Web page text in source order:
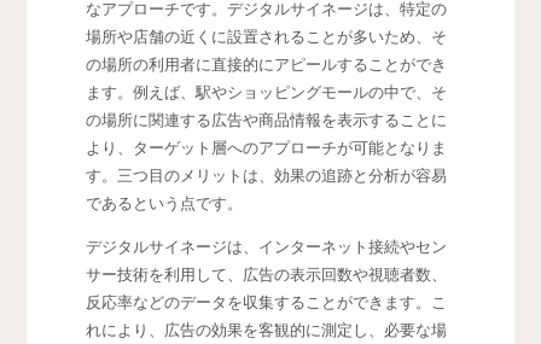
なアプローチです。デジタルサイネージは、特定の
場所や店舗の近くに設置されることが多いため、そ
の場所の利用者に直接的にアピールすることができ
ます。例えば、駅やショッピングモールの中で、そ
の場所に関連する広告や商品情報を表示することに
より、ターゲット層へのアプローチが可能となりま
す。三つ目のメリットは、効果の追跡と分析が容易
であるという点です。
デジタルサイネージは、インターネット接続やセン
サー技術を利用して、広告の表示回数や視聴者数、
反応率などのデータを収集することができます。こ
れにより、広告の効果を客観的に測定し、必要な場